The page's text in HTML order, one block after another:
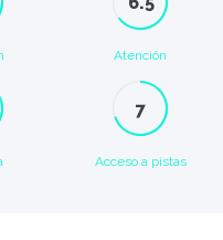
Atención
7
Acceso a pistas